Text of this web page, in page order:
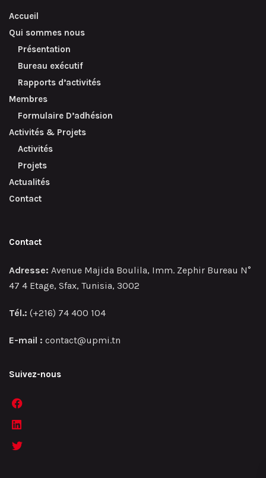
Accueil
Qui sommes nous
Présentation
Bureau exécutif
Rapports d’activités
Membres
Formulaire D’adhésion
Activités & Projets
Activités
Projets
Actualités
Contact
Contact
Adresse: Avenue Majida Boulila, Imm. Zephir Bureau N°
47 4 Etage, Sfax, Tunisia, 3002
Tél.: (+216) 74 400 104
E-mail : contact@upmi.tn
Suivez-nous